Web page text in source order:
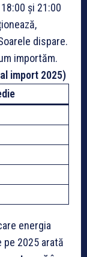
și 21:00
dispare.
importăm.
import 2025)
energia
pe 2025 arată